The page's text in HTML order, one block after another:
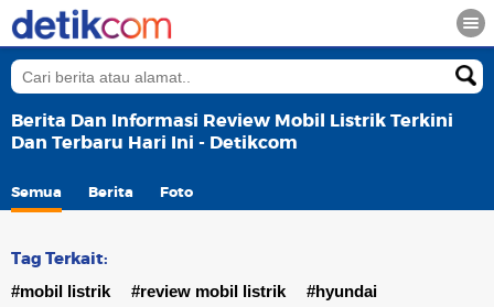
Berita Dan Informasi Review Mobil Listrik Terkini
Dan Terbaru Hari Ini - Detikcom
Semua Berita Foto
Tag Terkait:
#mobil listrik #review mobil listrik
#hyundai